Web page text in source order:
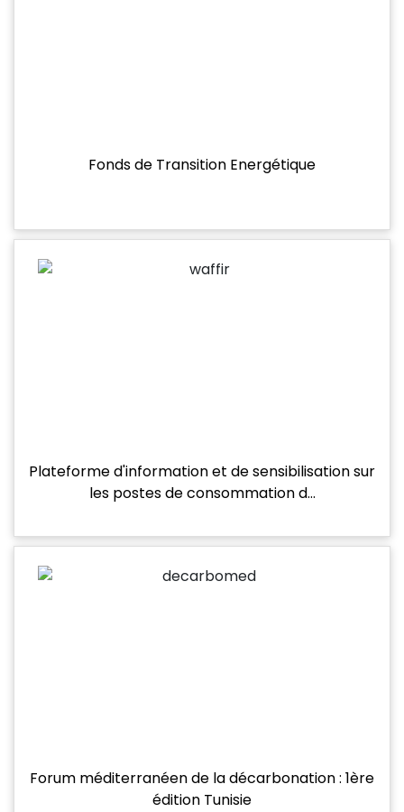
Fonds de Transition Energétique
Plateforme d'information et de sensibilisation sur
les postes de consommation d…
Forum méditerranéen de la décarbonation : 1ère
édition Tunisie